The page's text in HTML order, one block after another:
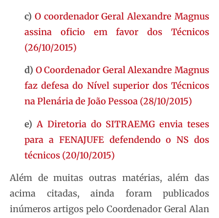
c) O coordenador Geral Alexandre Magnus
assina oficio em favor dos Técnicos
(26/10/2015)
d) O Coordenador Geral Alexandre Magnus
faz defesa do Nível superior dos Técnicos
na Plenária de João Pessoa (28/10/2015)
e) A Diretoria do SITRAEMG envia teses
para a FENAJUFE defendendo o NS dos
técnicos (20/10/2015)
Além de muitas outras matérias, além das
acima citadas, ainda foram publicados
inúmeros artigos pelo Coordenador Geral Alan